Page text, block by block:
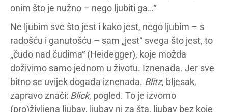
onim što je nužno – nego ljubiti ga…“
Ne ljubim sve što jest i kako jest, nego ljubim – s
radošću i ganutošću – sam „jest“ svega što jest, to
„čudo nad čudima“ (Heidegger), koje možda
doživimo samo jednom u životu. Iznenada. Jer sve
bitno se uvijek događa iznenada. Blitz, bljesak,
zapravo znači: Blick, pogled. To je izvorno
(pro)življena ljubav, ljubav ni za šta, ljubav bez koje